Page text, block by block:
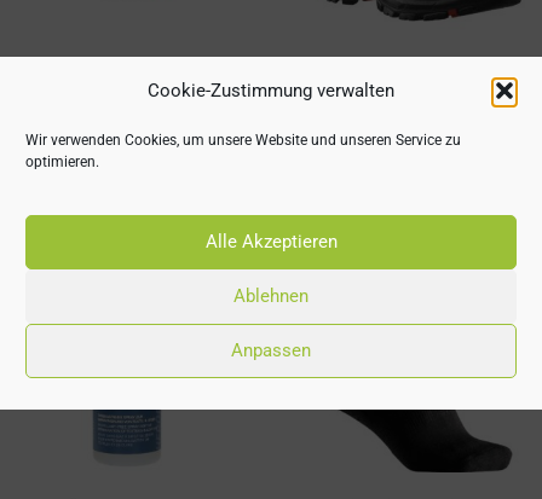
Cookie-Zustimmung verwalten
Wir verwenden Cookies, um unsere Website und unseren Service zu
optimieren.
Alle Akzeptieren
Ablehnen
Anpassen
HAIX Black Eagle Safety 40.1 low
159,90
HAIX Black Eagle Safety 54 mid
Sicherheitsschuhe
€174,90–€209,90